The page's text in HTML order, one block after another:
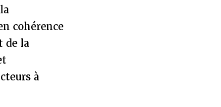
cohérence
de la
à